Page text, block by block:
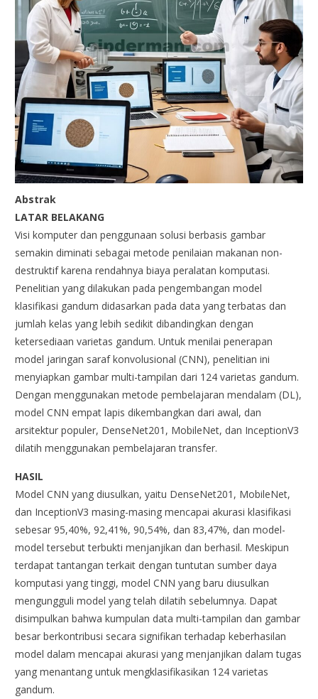
Abstrak
LATAR BELAKANG
Visi komputer dan penggunaan solusi berbasis gambar
semakin diminati sebagai metode penilaian makanan non-
destruktif karena rendahnya biaya peralatan komputasi.
Penelitian yang dilakukan pada pengembangan model
klasifikasi gandum didasarkan pada data yang terbatas dan
jumlah kelas yang lebih sedikit dibandingkan dengan
ketersediaan varietas gandum. Untuk menilai penerapan
model jaringan saraf konvolusional (CNN), penelitian ini
menyiapkan gambar multi-tampilan dari 124 varietas gandum.
Dengan menggunakan metode pembelajaran mendalam (DL),
model CNN empat lapis dikembangkan dari awal, dan
arsitektur populer, DenseNet201, MobileNet, dan InceptionV3
dilatih menggunakan pembelajaran transfer.
HASIL
Model CNN yang diusulkan, yaitu DenseNet201, MobileNet,
dan InceptionV3 masing-masing mencapai akurasi klasifikasi
sebesar 95,40%, 92,41%, 90,54%, dan 83,47%, dan model-
model tersebut terbukti menjanjikan dan berhasil. Meskipun
terdapat tantangan terkait dengan tuntutan sumber daya
komputasi yang tinggi, model CNN yang baru diusulkan
mengungguli model yang telah dilatih sebelumnya. Dapat
disimpulkan bahwa kumpulan data multi-tampilan dan gambar
besar berkontribusi secara signifikan terhadap keberhasilan
model dalam mencapai akurasi yang menjanjikan dalam tugas
yang menantang untuk mengklasifikasikan 124 varietas
gandum.